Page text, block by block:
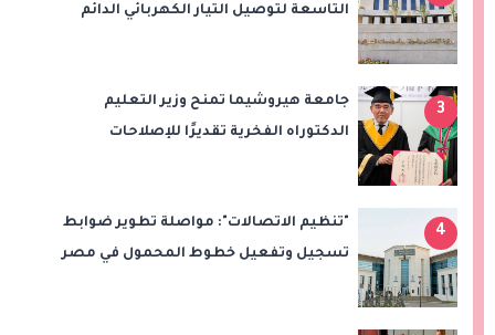
التاسعة لتوصيل التيار الكهربائي الدائم
3
جامعة هيروشيما تمنح وزير التعليم
الدكتوراه الفخرية تقديرًا للإصلاحات
4
"تنظيم الاتصالات": مواصلة تطوير ضوابط
تسجيل وتفعيل خطوط المحمول في مصر